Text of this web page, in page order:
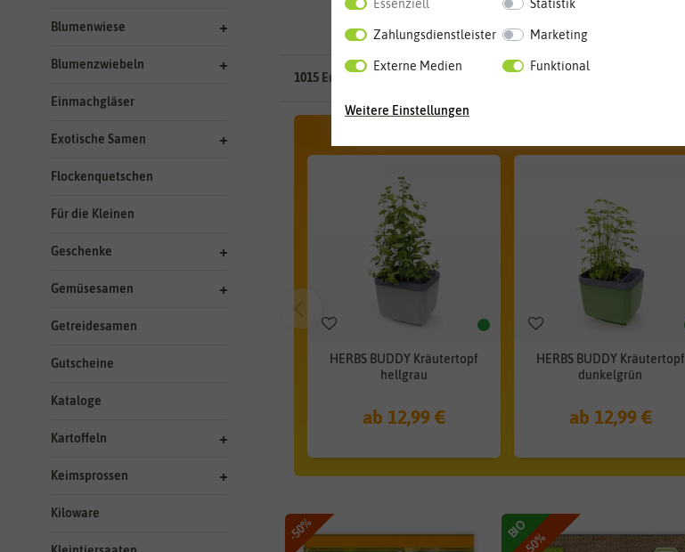
Blumenwiese
Blumenzwiebeln
Einmachgläser
Exotische Samen
Flockenquetschen
Für die Kleinen
Geschenke
Gemüsesamen
Getreidesamen
Gutscheine
Kataloge
Kartoffeln
Keimsprossen
Kiloware
1015 Ergebnisse
HERBS BUDDY Kräutertopf
hellgrau
ab 12,99 €
HERBS BUDDY Kräutertopf
dunkelgrün
ab 12,99 €
-50%
-50%
BIO
Essenziell Statistik
Zahlungsdienstleister Marketing
Externe Medien Funktional
Weitere Einstellungen